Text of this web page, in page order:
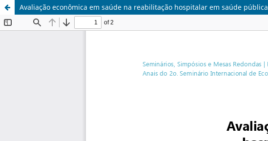
Avaliação econômica em saúde na reabilitação hospitalar em saúde pública